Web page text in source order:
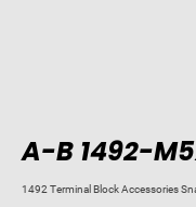
A-B 1492-
1492 Terminal Block Accessories